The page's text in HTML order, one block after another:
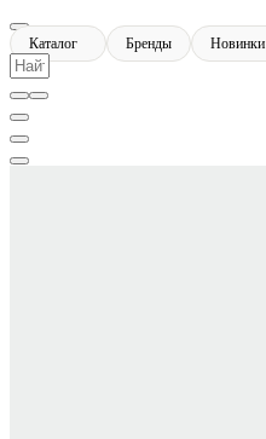
Каталог Бренды Новинки